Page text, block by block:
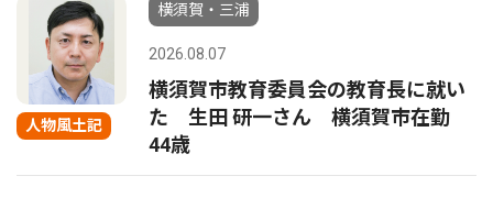
人物風土記
横須賀・三浦
2026.08.07
横須賀市教育委員会の教育長に就い
た 生田 研一さん 横須賀市在勤
44歳